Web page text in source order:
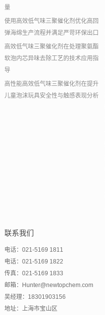
量
使用高效低气味三聚催化剂优化高回
弹海绵生产流程并满足严苛环保出口
高效低气味三聚催化剂在处理聚氨酯
软泡内芯异味去除工艺的技术应用指
导
高性能高效低气味三聚催化剂在提升
儿童泡沫玩具安全性与触感表现分析
联系我们
电话：021-5169 1811
电话：021-5169 1822
传真：021-5169 1833
邮箱：Hunter@newtopchem.com
吴经理：18301903156
地址：上海市宝山区